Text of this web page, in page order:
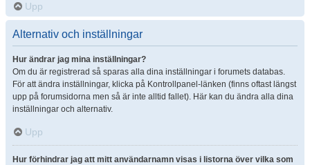
Upp
Alternativ och inställningar
Hur ändrar jag mina inställningar?
Om du är registrerad så sparas alla dina inställningar i forumets databas.
För att ändra inställningar, klicka på Kontrollpanel-länken (finns oftast längst
upp på forumsidorna men så är inte alltid fallet). Här kan du ändra alla dina
inställningar och alternativ.
Upp
Hur förhindrar jag att mitt användarnamn visas i listorna över vilka som